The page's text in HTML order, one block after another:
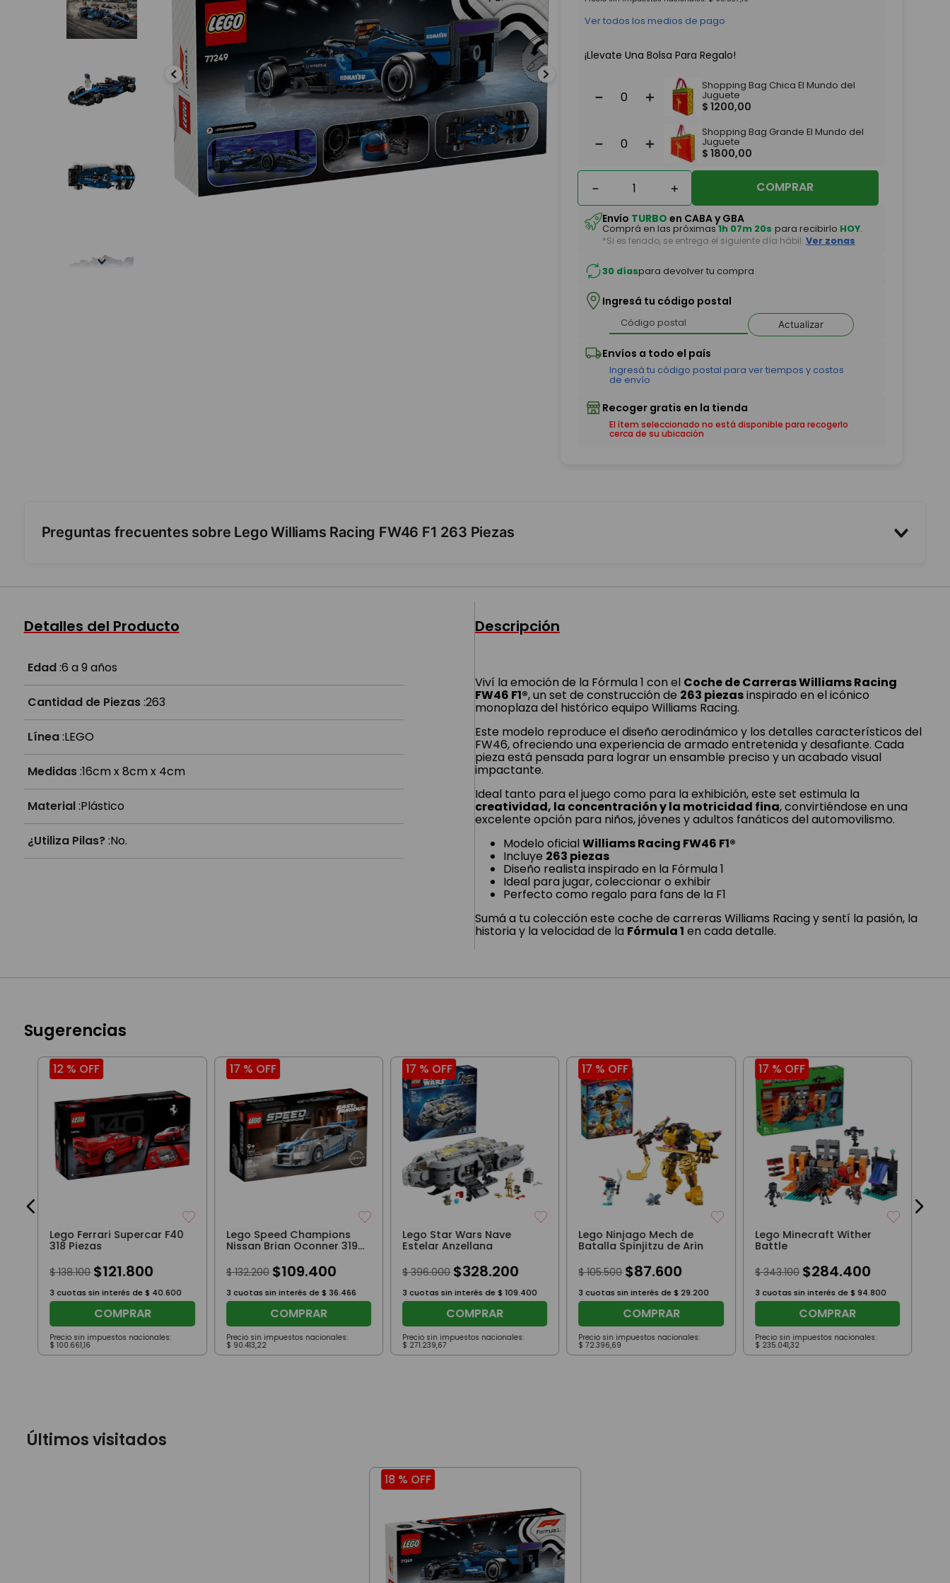
Ver todos los medios de pago
¡Llevate Una Bolsa Para Regalo!
＋
－
Shopping Bag Chica El Mundo del
Juguete
$ 1200,00
＋
－
Shopping Bag Grande El Mundo del
Juguete
$ 1800,00
＋
－ COMPRAR
Envío TURBO en CABA y GBA
Comprá en las próximas1h 07m 19s para recibirlo HOY.
*Si es feriado, se entrega el siguiente día hábil. Ver zonas
30 díaspara devolver tu compra
Ingresá tu código postal
Actualizar
El ítem seleccionado no está disponible para recogerlo
cerca de su ubicación
Preguntas frecuentes sobre Lego Williams Racing FW46 F1 263 Piezas
¿Es compatible con otros Lego?
Detalles del Producto
Edad:6 a 9 años
Cantidad de Piezas:263
Línea:LEGO
Medidas:16cm x 8cm x 4cm
Material:Plástico
¿Utiliza Pilas?:No.
Descripción
Viví la emoción de la Fórmula 1 con el Coche de Carreras Williams Racing
FW46 F1®, un set de construcción de 263 piezasinspirado en el icónico
monoplaza del histórico equipo Williams Racing.
Este modelo reproduce el diseño aerodinámico y los detalles característicos del
FW46, ofreciendo una experiencia de armado entretenida y desafiante. Cada
pieza está pensada para lograr un ensamble preciso y un acabado visual
impactante.
Ideal tanto para el juego como para la exhibición, este set estimula la
creatividad, la concentración y la motricidad fina, convirtiéndose en una
excelente opción para niños, jóvenes y adultos fanáticos del automovilismo.
Modelo oficialWilliams Racing FW46 F1®
Incluye 263 piezas
Diseño realista inspirado en la Fórmula 1
Ideal para jugar, coleccionar o exhibir
Perfecto como regalo para fans de la F1
Sumá a tu colección este coche de carreras Williams Racing y sentí la pasión, la
historia y la velocidad de la Fórmula 1 en cada detalle.
Sugerencias
12 % OFF
Lego Ferrari Supercar F40
318 Piezas
$ 138.100 $121.800
3 cuotas sin interés de $ 40.600
COMPRAR
Precio sin impuestos nacionales:
$ 100.661,16
17 % OFF
Lego Speed Champions
Nissan Brian Oconner 319
$ 132.200 $109.400
3cuotas sin interés de $ 36.466
COMPRAR
Precio sin impuestos nacionales:
$ 90.413,22
17 % OFF
Lego Star Wars Nave
Estelar Anzellana
$ 396.000 $328.200
3 cuotas sin interés de $ 109.400
COMPRAR
Precio sin impuestos nacionales:
$ 271.239,67
17 % OFF
Lego Ninjago Mech de
Batalla Spinjitzu de Arin
$ 105.500 $87.600
3 cuotas sin interés de $ 29.200
COMPRAR
Precio sin impuestos nacionales:
$ 72.396,69
17 % OFF
Lego Minecraft Wither
Battle
$ 343.100 $284.400
3 cuotas sin interés de $94.800
COMPRAR
Precio sin impuestos nacionales:
$ 235.041,32
Últimos visitados
18 %OFF